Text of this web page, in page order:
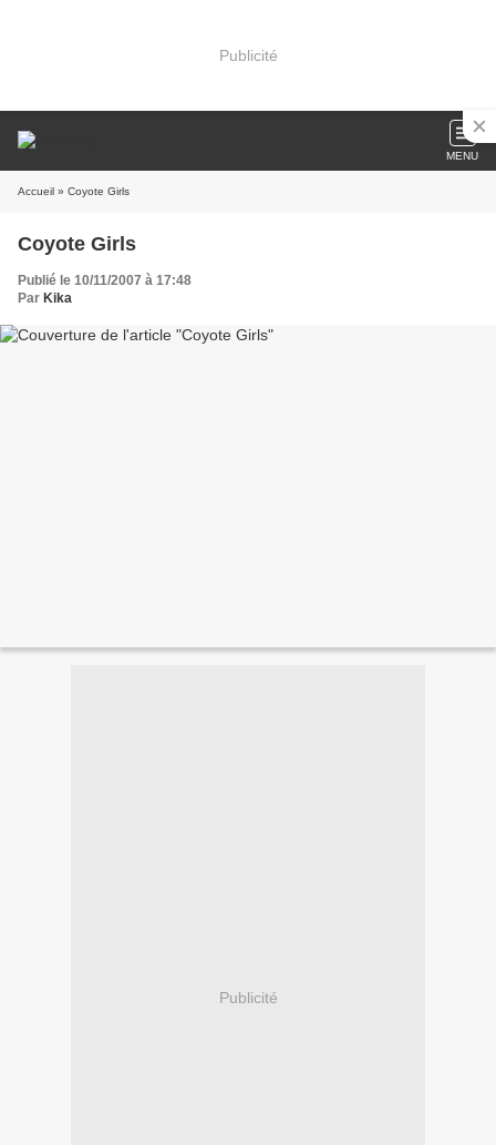
Publicité
MENU
Accueil » Coyote Girls
Coyote Girls
Publié le 10/11/2007 à 17:48
Par Kika
Publicité